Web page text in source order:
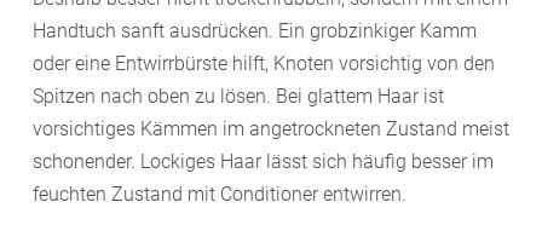
Handtuch sanft ausdrücken. Ein grobzinkiger Kamm
oder eine Entwirrbürste hilft, Knoten vorsichtig von den
Spitzen nach oben zu lösen. Bei glattem Haar ist
vorsichtiges Kämmen im angetrockneten Zustand meist
schonender. Lockiges Haar lässt sich häufig besser im
feuchten Zustand mit Conditioner entwirren.